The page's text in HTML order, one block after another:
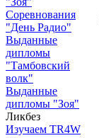
Соревнования
"День Радио"
Выданные
дипломы
"Тамбовский
волк"
Выданные
дипломы "Зоя"
Ликбез
Изучаем TR4W